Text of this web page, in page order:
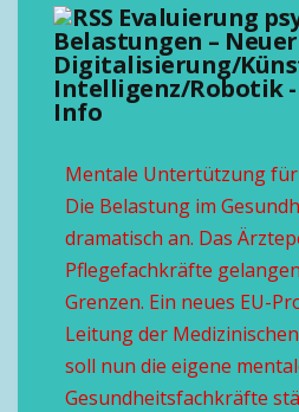
Evaluierung
Belastungen –
Digitalisierung/
Intelligenz/Robotik
Info
Mentale Untertützung
Die Belastung im
dramatisch an. Das
Pflegefachkräfte
Grenzen. Ein neues EU-
Leitung der
soll nun die eigene
Gesundheitsfachkräfte